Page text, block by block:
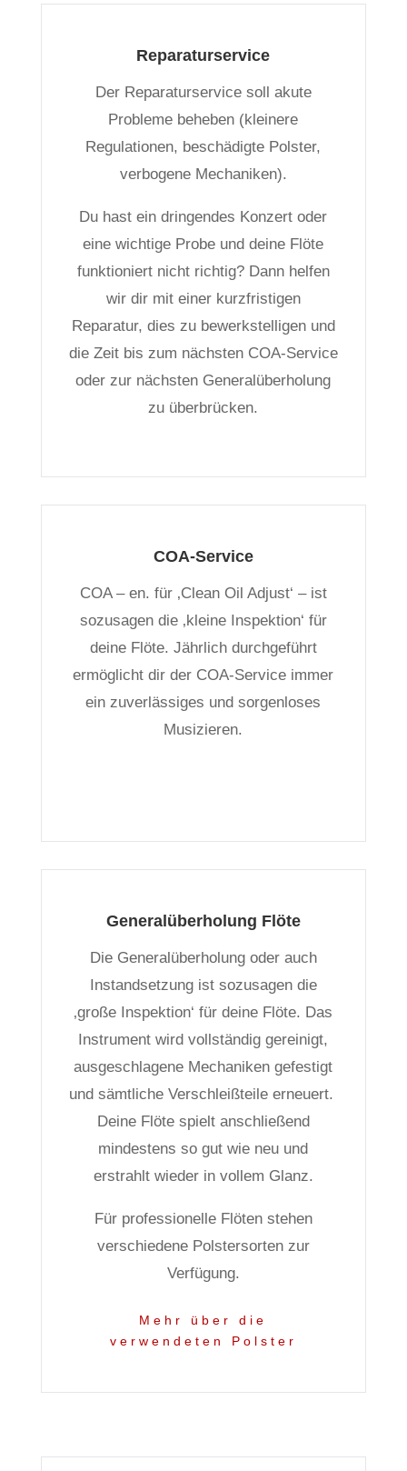
Reparaturservice
Der Reparaturservice soll akute
Probleme beheben (kleinere
Regulationen, beschädigte Polster,
verbogene Mechaniken).
Du hast ein dringendes Konzert oder
eine wichtige Probe und deine Flöte
funktioniert nicht richtig? Dann helfen
wir dir mit einer kurzfristigen
Reparatur, dies zu bewerkstelligen und
die Zeit bis zum nächsten COA-Service
oder zur nächsten Generalüberholung
zu überbrücken.
COA-Service
COA – en. für ‚Clean Oil Adjust‘ – ist
sozusagen die ‚kleine Inspektion‘ für
deine Flöte. Jährlich durchgeführt
ermöglicht dir der COA-Service immer
ein zuverlässiges und sorgenloses
Musizieren.
Generalüberholung Flöte
Die Generalüberholung oder auch
Instandsetzung ist sozusagen die
‚große Inspektion‘ für deine Flöte. Das
Instrument wird vollständig gereinigt,
ausgeschlagene Mechaniken gefestigt
und sämtliche Verschleißteile erneuert.
Deine Flöte spielt anschließend
mindestens so gut wie neu und
erstrahlt wieder in vollem Glanz.
Für professionelle Flöten stehen
verschiedene Polstersorten zur
Verfügung.
Mehr über die
verwendeten Polster